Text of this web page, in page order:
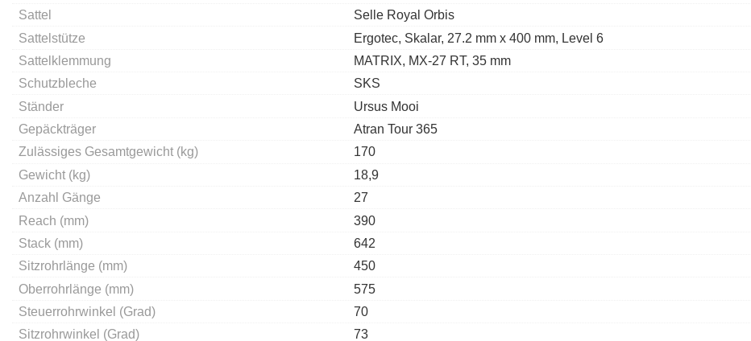
Sattel
Selle Royal Orbis
Sattelstütze
Ergotec, Skalar, 27.2 mm x 400 mm, Level 6
Sattelklemmung
MATRIX, MX-27 RT, 35 mm
Schutzbleche
SKS
Ständer
Ursus Mooi
Gepäckträger
Atran Tour 365
Zulässiges Gesamtgewicht (kg)
170
Gewicht (kg)
18,9
Anzahl Gänge
27
Reach (mm)
390
Stack (mm)
642
Sitzrohrlänge (mm)
450
Oberrohrlänge (mm)
575
Steuerrohrwinkel (Grad)
70
Sitzrohrwinkel (Grad)
73